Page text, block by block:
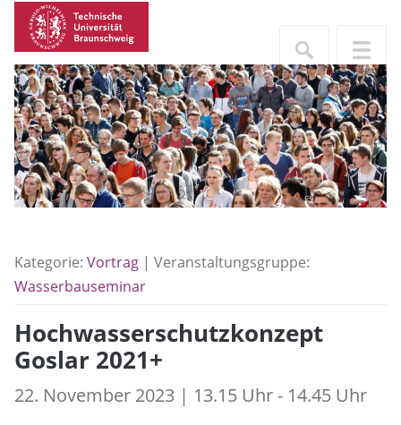
Kategorie: Vortrag | Veranstaltungsgruppe:
Wasserbauseminar
Hochwasserschutzkonzept
Goslar 2021+
22. November 2023 | 13.15 Uhr - 14.45 Uhr